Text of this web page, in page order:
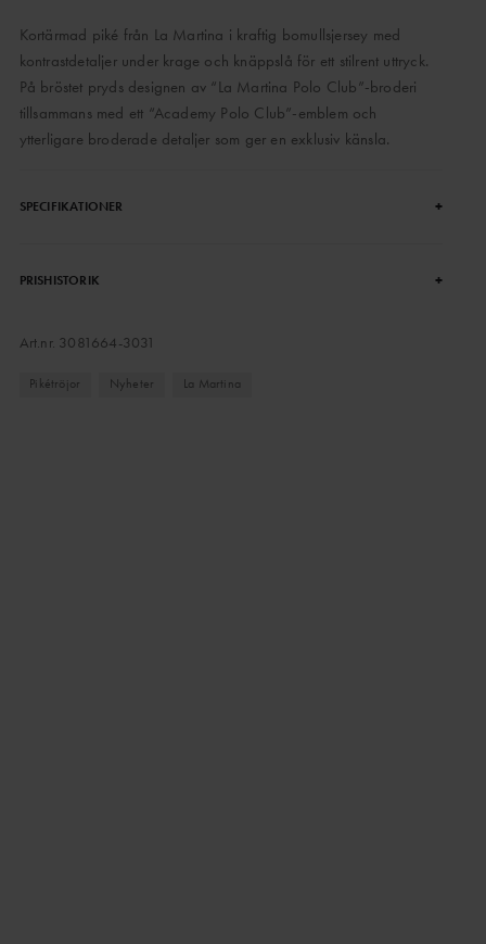
Kortärmad piké från La Martina i kraftig bomullsjersey med
kontrastdetaljer under krage och knäppslå för ett stilrent uttryck.
På bröstet pryds designen av “La Martina Polo Club”-broderi
tillsammans med ett “Academy Polo Club”-emblem och
ytterligare broderade detaljer som ger en exklusiv känsla.
SPECIFIKATIONER +
PRISHISTORIK +
Art.nr. 3081664-3031
Pikétröjor Nyheter La Martina